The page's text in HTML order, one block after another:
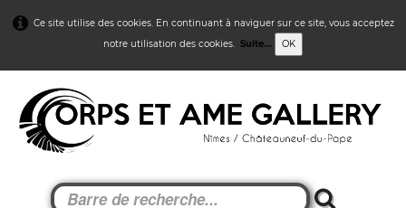
Ce site utilise des cookies. En continuant à naviguer sur ce site, vous acceptez
notre utilisation des cookies. Suite... OK